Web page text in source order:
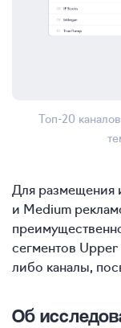
Топ-20
Для размещения
и Medium
сегментов
либо каналы,
Об